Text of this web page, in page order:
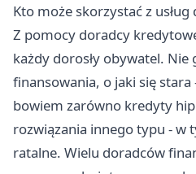
Kto może skorzystać z
Z pomocy doradcy
każdy dorosły obywatel.
finansowania, o jaki się stara
bowiem zarówno kredyty
rozwiązania innego typu - w
ratalne. Wielu doradców